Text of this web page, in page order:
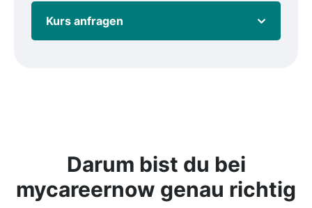
Kurs anfragen
Darum bist du bei
mycareernow genau richtig